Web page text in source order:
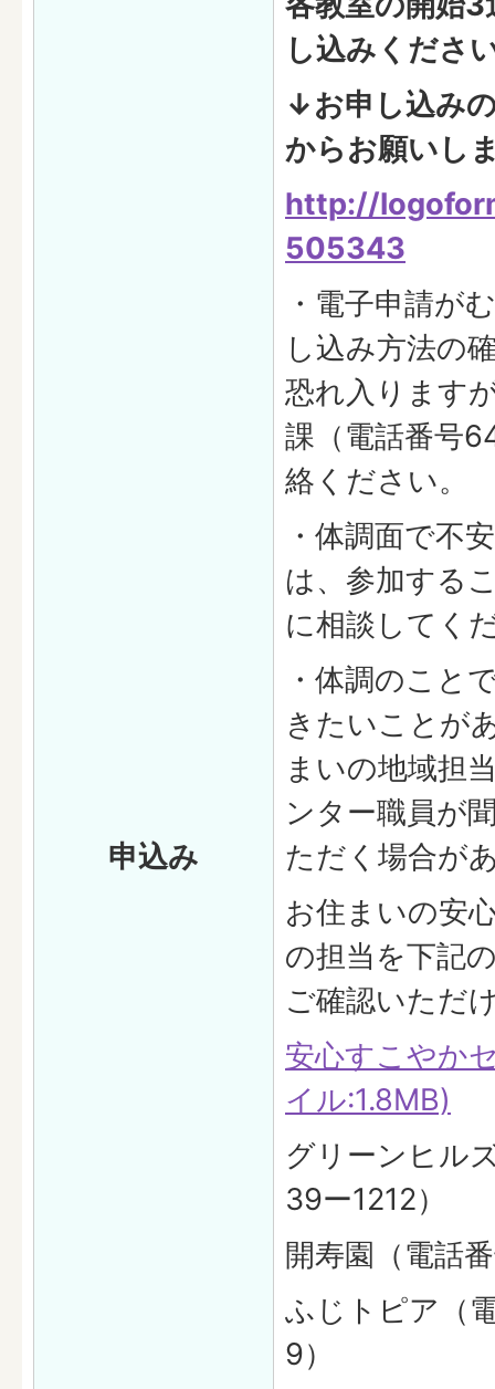
申込み
し込みくださ
↓お申し込み
からお願いし
http://
505343
・電子申請が
し込み方法の
恐れ入ります
課（電話番号
絡ください。
・体調面で不
は、参加する
に相談してく
・体調のこと
きたいことが
まいの地域担
ンター職員が
ただく場合が
お住まいの安
の担当を下記
ご確認いただ
安心すこやか
イル:1.8MB)
グリーンヒル
39ー1212）
開寿園（電話
ふじトピア（
9）